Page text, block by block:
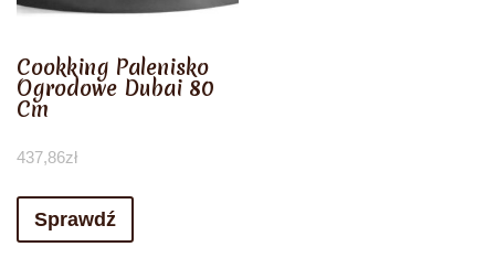
Cookking Palenisko
Ogrodowe Dubai 80
Cm
437,86zł
Sprawdź